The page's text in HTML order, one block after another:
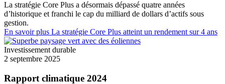
La stratégie Core Plus a désormais dépassé quatre années
d’historique et franchi le cap du milliard de dollars d’actifs sous
gestion.
En savoir plus La stratégie Core Plus atteint un rendement sur 4 ans
Investissement durable
2 septembre 2025
Rapport climatique 2024